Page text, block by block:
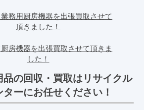
務用厨房機器を出張買取させて
頂きました！
房機器を出張買取させて頂きま
した！
品の回収・買取はリサイクル
ターにお任せください！